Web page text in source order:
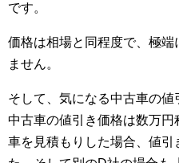
です。
価格は相場と同程度で、極端
ません。
そして、気になる中古車の
中古車の値引き価格は数万
車を見積もりした場合、値